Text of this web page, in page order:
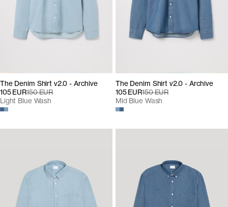
The Denim Shirt v2.0 - Archive
105 EUR150 EUR
Light Blue Wash
The Denim Shirt v2.0 - Archive
105 EUR150 EUR
Mid Blue Wash